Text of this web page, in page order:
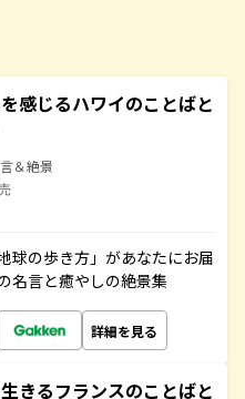
感じるハワイのことばと
＆絶景
球の歩き方」があなたにお届
名言と癒やしの絶景集
詳細を見る
きるフランスのことばと